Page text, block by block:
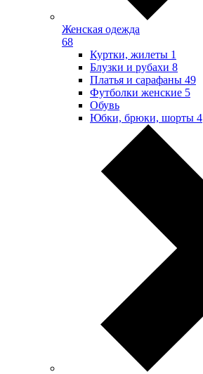
Женская одежда
68
Куртки, жилеты 1
Блузки и рубахи 8
Платья и сарафаны 49
Футболки женские 5
Обувь
Юбки, брюки, шорты 4